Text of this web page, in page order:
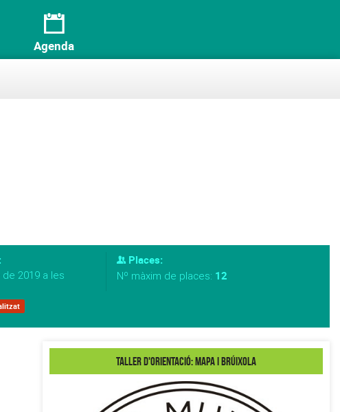
Agenda
2019 a les
Places:
Nº màxim de places: 12
Taller d'Orientació: mapa i brúixola